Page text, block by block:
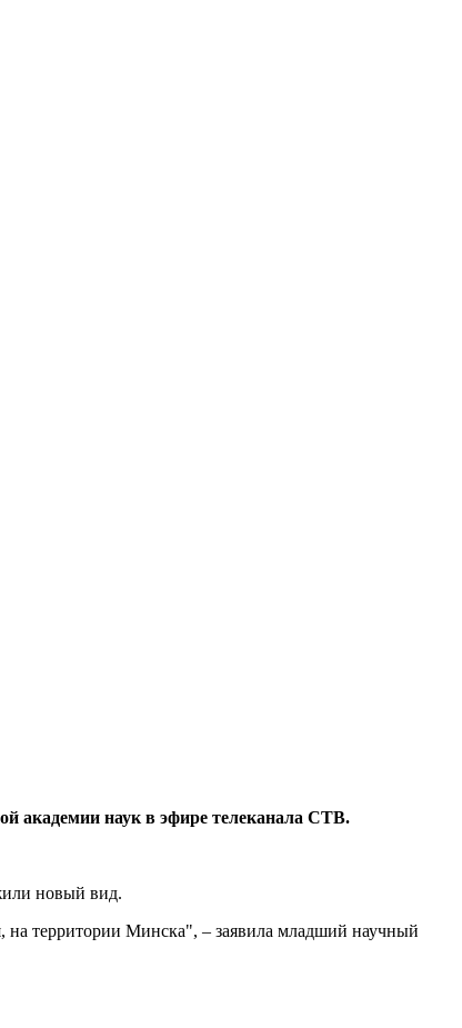
академии наук в эфире телеканала СТВ.
новый вид.
на территории Минска", – заявила младший научный